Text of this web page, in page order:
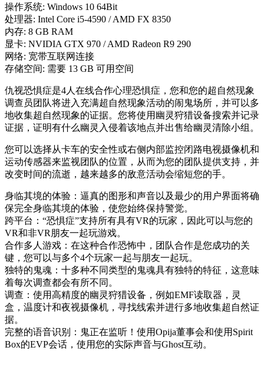
操作系统: Windows 10 64Bit
处理器: Intel Core i5-4590 / AMD FX 8350
内存: 8 GB RAM
显卡: NVIDIA GTX 970 / AMD Radeon R9 290
网络: 宽带互联网连接
存储空间: 需要 13 GB 可用空间
仇视恐惧症是4人在线合作心理恐惧症，您和您的超自然现象
调查员团队将进入充满超自然现象活动的闹鬼场所，并可以多
地收集超自然现象的证据。您将使用幽灵狩猎设备搜索并记录
证据，证明有什么幽灵入侵着该地点并出售给幽灵清除小组。
您可以选择从卡车的安全性或右侧内部监控闭路电视摄像机和
运动传感器来监视团队的位置，从而为您的团队提供支持，并
改变时间的流逝，越来越多的敌意活动会缩短您的手。
身临其境的体验：逼真的图形和声音以及最少的用户界面将确
保完全身临其境的体验，使您始终保持警觉。
跨平台：“恐惧症”支持所有具有VR的玩家，因此可以与您的
VR和非VR朋友一起玩游戏。
合作多人游戏：在这种合作恐怖中，团队合作是您成功的关
键，您可以与多个4个玩家一起与朋友一起玩。
独特的鬼魂：十多种不同类型的鬼魂具有独特的特征，这意味
着每次调查都会有所不同。
调查：使用高精度的幽灵狩猎设备，例如EMF读取器，灵
盒，温度计和夜视摄像机，寻找线索并进行多地收集超自然证
据。
完整的语音识别：鬼正在监听！使用Opija董事会和使用Spirit
Box的EVP会话，使用您的实际声音与Ghost互动。